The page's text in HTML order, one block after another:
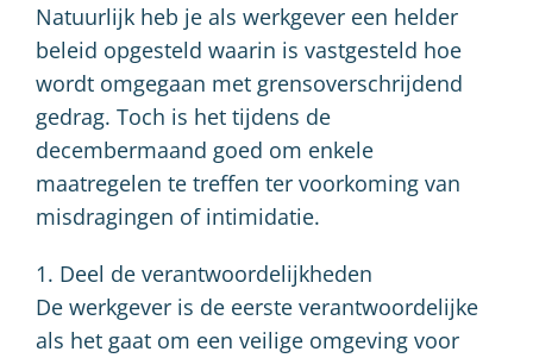
Natuurlijk heb je als werkgever een helder
beleid opgesteld waarin is vastgesteld hoe
wordt omgegaan met grensoverschrijdend
gedrag. Toch is het tijdens de
decembermaand goed om enkele
maatregelen te treffen ter voorkoming van
misdragingen of intimidatie.
1. Deel de verantwoordelijkheden
De werkgever is de eerste verantwoordelijke
als het gaat om een veilige omgeving voor